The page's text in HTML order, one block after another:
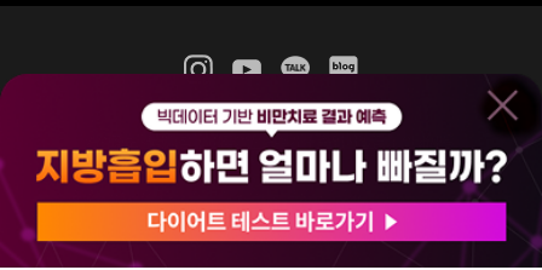
365mc 병·의원 이용약관
홈페이지 이용약관
비급여진료수가
(주)365mcㅣ서울특별시 서초구 서초대로52길 7, 3~4층(서초동, 제일빌딩)
120-87-04354ㅣ김남철
COPYRIGHT(C) 2025 365mc. ALL RIGHTS RESERVED.